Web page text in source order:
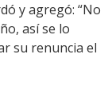
y agregó: “No
así se lo
su renuncia el